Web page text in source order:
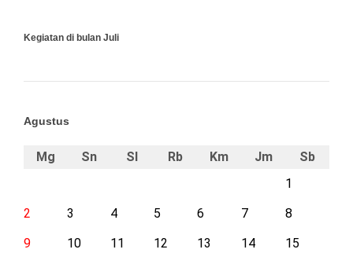
Kegiatan di bulan Juli
Agustus
Mg Sn Sl Rb Km Jm
Sb
1
2
3 4 5 6 7
8
9
10 11 12 13 14
15